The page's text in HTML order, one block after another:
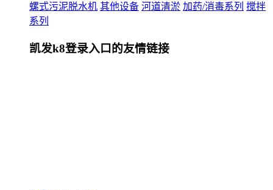
螺式污泥脱水机 其他设备 河道清淤 加药/消毒系列 搅拌
系列
凯发k8登录入口的友情链接